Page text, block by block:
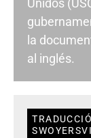
Unidos
la
al inglés.